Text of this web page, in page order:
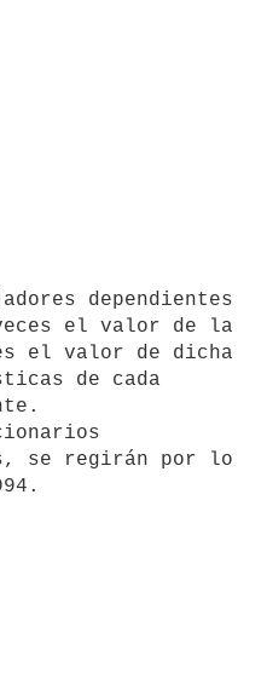
el valor de la
el valor de dicha
de cada
se regirán por lo